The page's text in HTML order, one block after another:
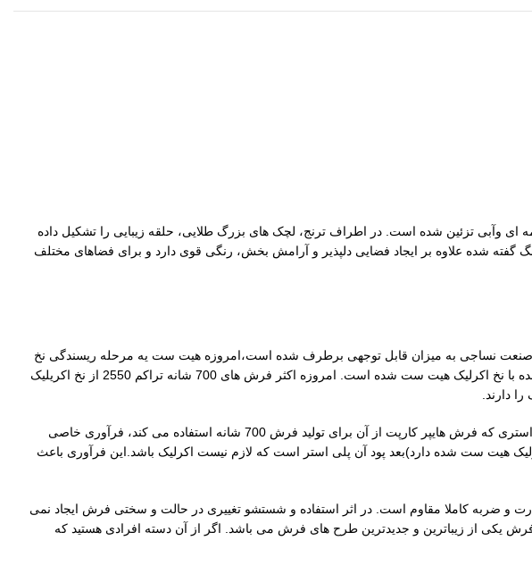
ای وآبی تزئین شده است. در اطراف ترنج، لچک های بزرگ طلایی، حلقه زیبایی را تشکیل داده
زمینه فرش به رنگ فیلی،سرمه ای وآبی است و گوشه های آن با نقش های رنگارنگ تزیین شده است. این 3 رنگ گفته شده علاوه بر ایجاد فضایی دلپذیر و آرامش بخش، رنگی قوی دارد و برای فضاهای مختلف
صنعت نساجی به میزان قابل توجهی برطرف شده است،امروزه هیت ست یه مرحله ریسندگی نخ
هست که باعث میشود نخ اکرلیک از دمای بسیار بالایی عبور کند و پرزدهی این نخ از بین میرود.این فرش هم بافته شده با نخ اکرلیک هیت ست شده است. امروزه اکثر فرش های 700 شانه تراکم 2550 از نخ اکریلیک
دارند.
همچنین نخ فرش های 700 عموماً پنبه ای است و پود این فرش ها نخ هایی از الیاف پلی استر نیز وجود دارد. نخ پلی استری که فرش هایپر کارپت از آن برای تولید فرش 700 شانه استفاده می کند، فرآوری خاصی
هیت ست شده دارد)بعد پود آن پلی استر است که لازم نیست اکرلیک باشد.این فرآوری باعث
و ضربه کاملا مقاوم است. در اثر استفاده و شستشو تغییری در حالت و سختی فرش ایجاد نمی
یکی از زیباترین و جدیدترین طرح های فرش می باشد. اگر از آن دسته افرادی هستید که